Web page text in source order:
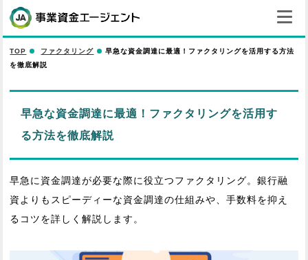
TOP ファクタリング
早急な資金調達に最適！ファクタリングを活用する方法
を徹底解説
早急な資金調達に最適！ファクタリングを活用す
る方法を徹底解説
早急に資金調達が必要な際に役立つファクタリング。銀行融
資よりもスピーディーな資金調達の仕組みや、手数料を抑え
るコツを詳しく解説します。